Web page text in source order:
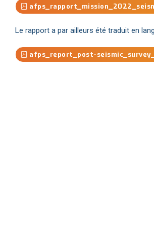
Le rapport a par ailleurs été traduit en
afps_report_post-